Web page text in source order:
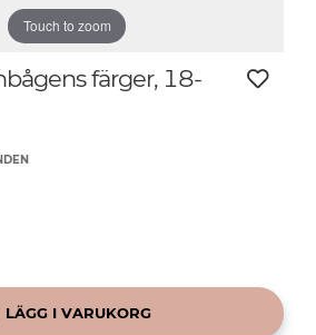
Touch to zoom
färger, 18-
LÄGG I VARUKORG